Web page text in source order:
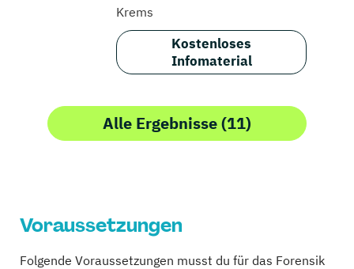
Krems
Kostenloses
Infomaterial
Alle Ergebnisse (11)
Voraussetzungen
Folgende Voraussetzungen musst du für das Forensik